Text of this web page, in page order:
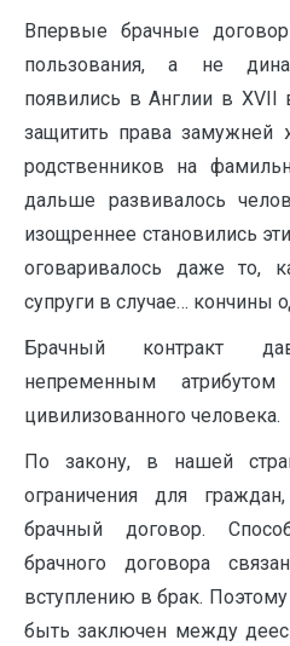
Впервые брачные
пользования, а не
появились в Англии в
защитить права
родственников на
дальше развивалось
изощреннее становились
оговаривалось даже то,
супруги в случае… кончины
Брачный контракт
непременным
цивилизованного человека.
По закону, в нашей
ограничения для
брачный договор.
брачного договора
вступлению в брак.
быть заключен между